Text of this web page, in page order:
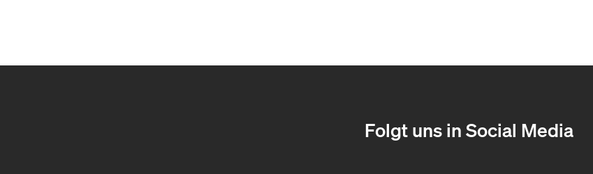
Folgt uns in Social Media